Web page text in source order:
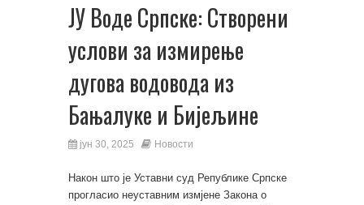
ЈУ Воде Српске: Створени
услови за измирење
дугова водовода из
Бањалуке и Бијељине
јун 30, 2025 Новости
Након што је Уставни суд Републике Српске
прогласио неуставним измјене Закона о